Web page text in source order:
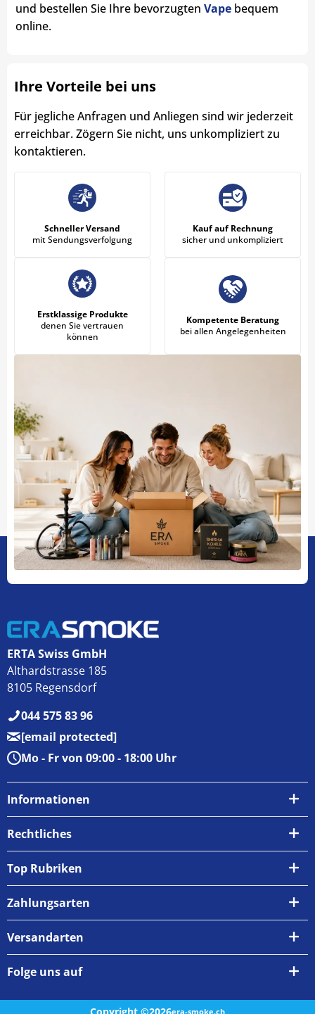
und bestellen Sie Ihre bevorzugten Vape bequem
online.
Ihre Vorteile bei uns
Für jegliche Anfragen und Anliegen sind wir jederzeit
erreichbar. Zögern Sie nicht, uns unkompliziert zu
kontaktieren.
Schneller Versand
mit Sendungsverfolgung
Kauf auf Rechnung
sicher und unkompliziert
Erstklassige Produkte
denen Sie vertrauen
können
Kompetente Beratung
bei allen Angelegenheiten
ERTA Swiss GmbH
Althardstrasse 185
8105 Regensdorf
044 575 83 96
[email protected]
Mo - Fr von 09:00 - 18:00 Uhr
Informationen
Über uns
Zahlungsarten
Versand & Abholung
Newsletter
Rückgabe & Umtausch
Rechtliches
AGB
Widerrufsrecht
Top Rubriken
Zahlungsarten
Versandarten
Folge uns auf
Copyright ©2026era-smoke.ch